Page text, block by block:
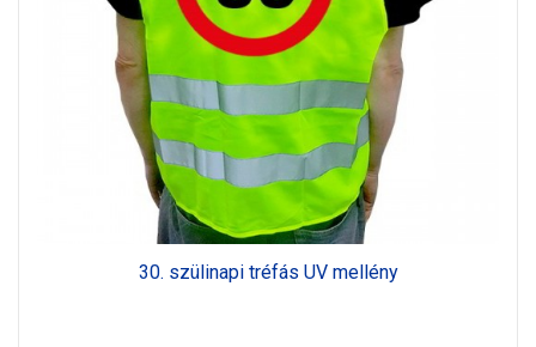
30. szülinapi tréfás UV mellény